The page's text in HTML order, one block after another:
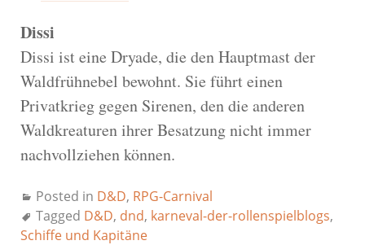
Dissi
Dissi ist eine Dryade, die den Hauptmast der
Waldfrühnebel bewohnt. Sie führt einen
Privatkrieg gegen Sirenen, den die anderen
Waldkreaturen ihrer Besatzung nicht immer
nachvollziehen können.
Posted in D&D, RPG-Carnival
Tagged D&D, dnd, karneval-der-rollenspielblogs,
Schiffe und Kapitäne